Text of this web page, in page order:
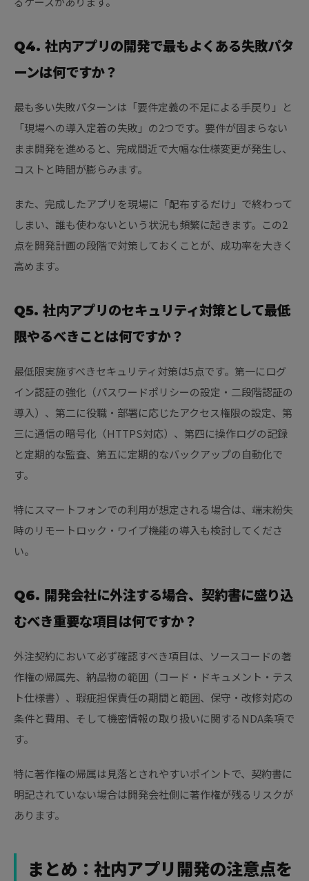
Q4. 社内アプリの開発で最もよくある失敗パタ
ーンは何ですか？
最も多い失敗パターンは「要件定義の不足による手戻り」と
「現場への導入定着の失敗」の2つです。要件が固まらない
まま開発を進めると、完成間近で大幅な仕様変更が発生し、
コストと時間が膨らみます。
また、完成したアプリを現場に「配布するだけ」で終わって
しまい、誰も使わないという状況も頻繁に起きます。この2
点を開発計画の段階で対策しておくことが、成功率を大きく
高めます。
Q5. 社内アプリのセキュリティ対策として最低
限やるべきことは何ですか？
最低限実施すべきセキュリティ対策は5点です。第一にログ
イン認証の強化（パスワードポリシーの設定・二段階認証の
導入）、第二に役職・部署に応じたアクセス権限の設定、第
三に通信の暗号化（HTTPS対応）、第四に操作ログの記録
と定期的な監査、第五に定期的なバックアップの自動化で
す。
特にスマートフォンでの利用が想定される場合は、端末紛失
時のリモートロック・ワイプ機能の導入も検討してくださ
い。
Q6. 開発会社に外注する場合、契約書に盛り込
むべき重要な項目は何ですか？
外注契約において必ず確認すべき項目は、ソースコードの著
作権の帰属先、納品物の範囲（コード・ドキュメント・テス
ト仕様書）、瑕疵担保責任の期間と範囲、保守・改修対応の
条件と費用、そして機密情報の取り扱いに関するNDA条項で
す。
特に著作権の帰属は見落とされやすいポイントで、契約書に
明記されていない場合は開発会社側に著作権が残るリスクが
あります。
まとめ：社内アプリ開発の注意点を